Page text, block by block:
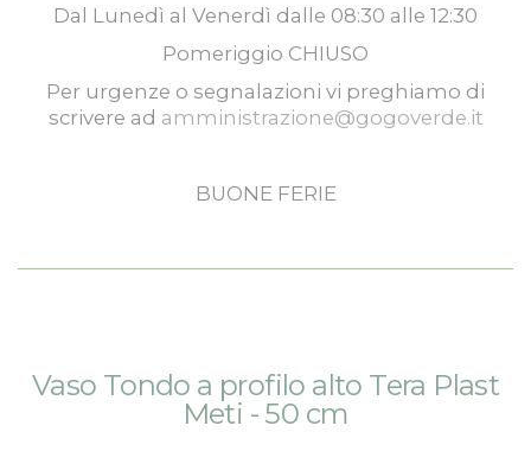
Dal Lunedì al Venerdì dalle 08:30 alle 12:30
Pomeriggio CHIUSO
Per urgenze o segnalazioni vi preghiamo di
scrivere ad amministrazione@gogoverde.it
BUONE FERIE
alla
all'inizio
Vaso Tondo a profilo alto Tera Plast
Meti - 50 cm